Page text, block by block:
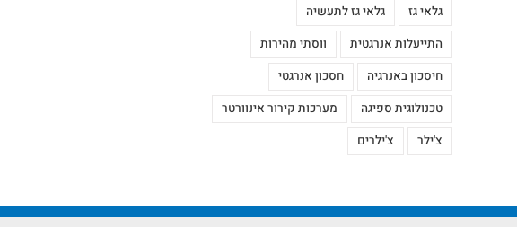
גלאי גז
גלאי גז לתעשיה
התייעלות אנרגטית
ווסתי מהירות
חיסכון באנרגיה
חסכון אנרגטי
טכנולוגית ספיגה
מערכות קירור אינוורטר
צ'ילר
צ'ילרים